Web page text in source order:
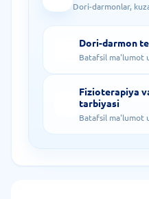
Dori-darmonlar,
Dori-darmon
Batafsil ma'lumot
Fizioterapiya
tarbiyasi
Batafsil ma'lumot